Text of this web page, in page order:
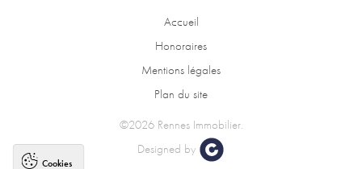
Accueil
Honoraires
Mentions légales
Plan du site
©2026 Rennes Immobilier.
Designed by
Cookies